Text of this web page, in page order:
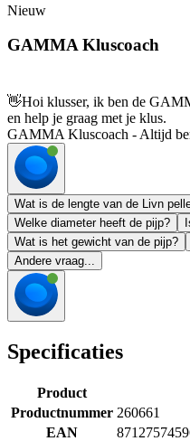
Nieuw
GAMMA Kluscoach
👋Hoi klusser, ik ben de
en help je graag met je klus.
GAMMA Kluscoach - Altijd
Wat is de lengte van de Livn
Welke diameter heeft de pijp?
Wat is het gewicht van de pijp?
Andere vraag...
Specificaties
Product
Productnummer 260661
EAN